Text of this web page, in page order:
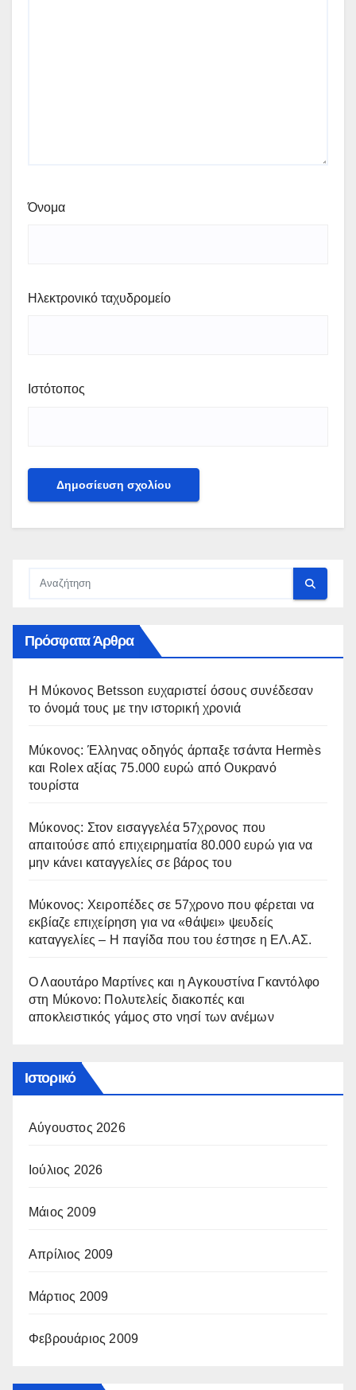
Όνομα
Ηλεκτρονικό ταχυδρομείο
Ιστότοπος
Πρόσφατα Άρθρα
Η Μύκονος Betsson ευχαριστεί όσους συνέδεσαν
το όνομά τους με την ιστορική χρονιά
Μύκονος: Έλληνας οδηγός άρπαξε τσάντα Hermès
και Rolex αξίας 75.000 ευρώ από Ουκρανό
τουρίστα
Μύκονος: Στον εισαγγελέα 57χρονος που
απαιτούσε από επιχειρηματία 80.000 ευρώ για να
μην κάνει καταγγελίες σε βάρος του
Μύκονος: Χειροπέδες σε 57χρονο που φέρεται να
εκβίαζε επιχείρηση για να «θάψει» ψευδείς
καταγγελίες – Η παγίδα που του έστησε η ΕΛ.ΑΣ.
Ο Λαουτάρο Μαρτίνες και η Αγκουστίνα Γκαντόλφο
στη Μύκονο: Πολυτελείς διακοπές και
αποκλειστικός γάμος στο νησί των ανέμων
Ιστορικό
Αύγουστος 2026
Ιούλιος 2026
Μάιος 2009
Απρίλιος 2009
Μάρτιος 2009
Φεβρουάριος 2009